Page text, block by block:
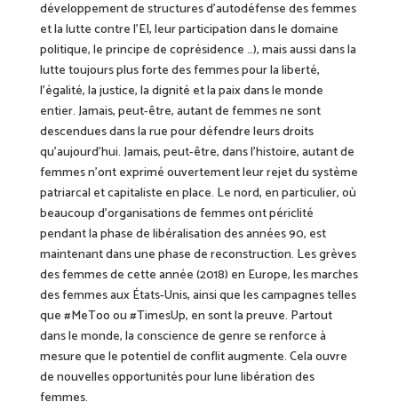
développement de structures d’autodéfense des femmes
et la lutte contre l’EI, leur participation dans le domaine
politique, le principe de coprésidence …), mais aussi dans la
luttetoujours plus fortedes femmes pour la liberté,
l’égalité, la justice, la dignité et la paix dans le monde
entier. Jamais, peut-être, autant de femmes ne sont
descendues dans la rue pour défendre leurs droits
qu’aujourd’hui. Jamais, peut-être, dans l’histoire, autant de
femmes n’ont exprimé ouvertement leur rejet du système
patriarcal et capitaliste en place. Le nord, en particulier, où
beaucoup d’organisations de femmes ontpériclité
pendant la phase de libéralisation des années 90, est
maintenant dans une phase de reconstruction. Les grèves
des femmes de cette année (2018) en Europe, les marches
des femmes aux États-Unis, ainsi que les campagnes telles
que #MeToo ou #TimesUp, en sont la preuve. Partout
dans le monde,la conscience de genre se renforce à
mesure que le potentiel de conflit augmente. Cela ouvre
de nouvellesopportunitéspour lunelibération des
femmes.